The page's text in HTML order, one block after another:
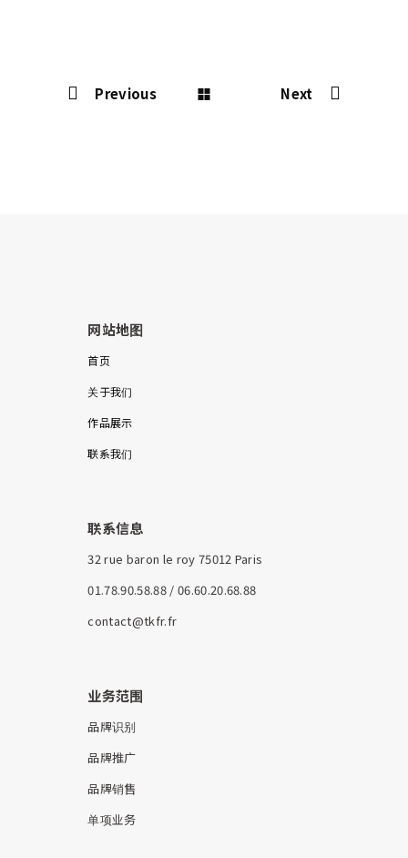
Previous Next
网站地图
首页
关于我们
作品展示
联系我们
联系信息
32 rue baron le roy 75012 Paris
01.78.90.58.88 / 06.60.20.68.88
contact@tkfr.fr
业务范围
品牌识别
品牌推广
品牌销售
单项业务